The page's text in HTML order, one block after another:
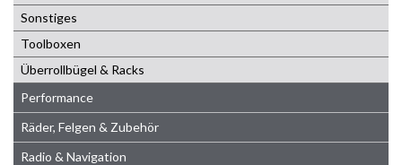
Sonstiges
Toolboxen
Überrollbügel & Racks
Performance
Räder, Felgen & Zubehör
Radio & Navigation